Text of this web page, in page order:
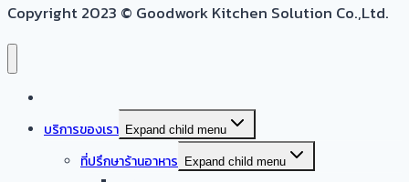
Copyright 2023 © Goodwork Kitchen Solution Co.,Ltd.
บริการของเรา Expand child menu
ที่ปรึกษาร้านอาหาร Expand child menu